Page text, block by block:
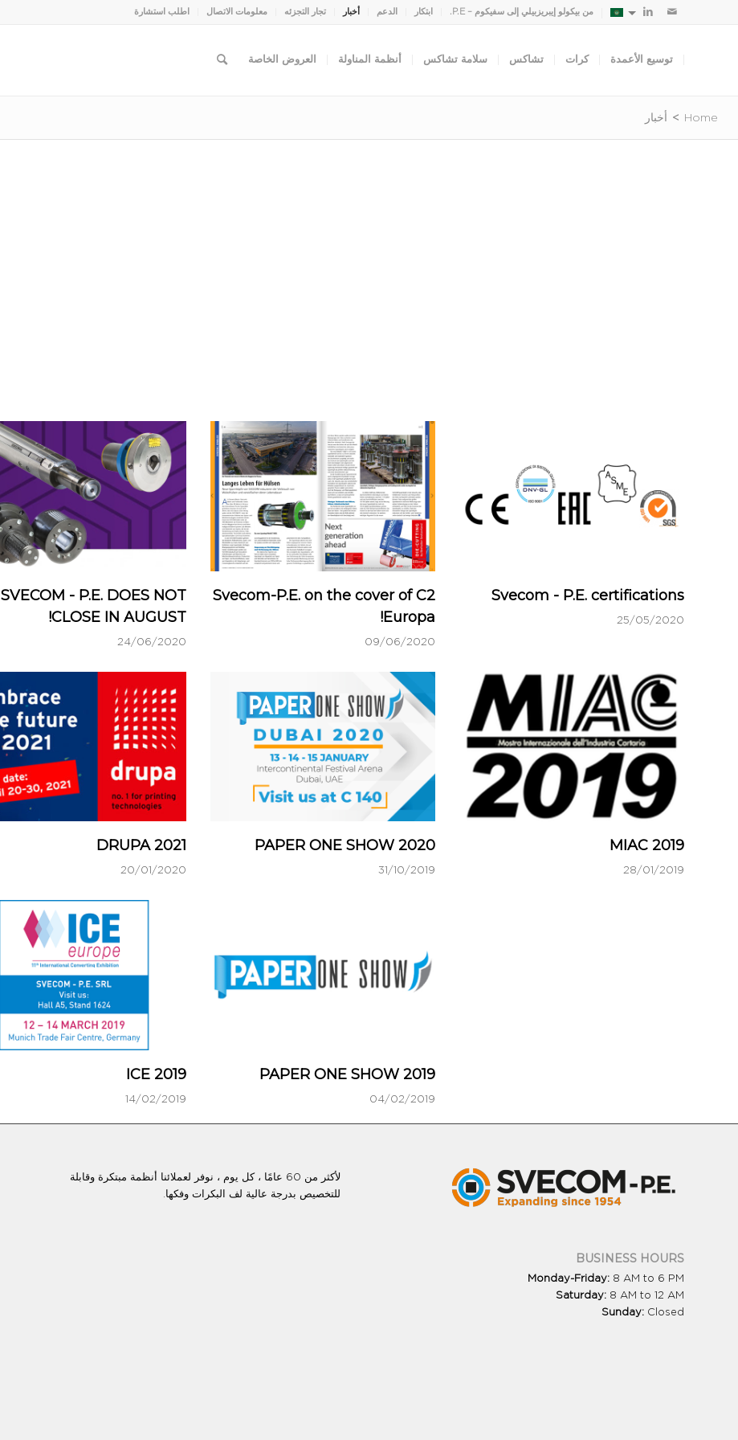
من بيكولو إيبريزبيلي إلى سفيكوم – P.E. ابتكار الدعم أخبار تجار التجزئه معلومات الاتصال اطلب استشارة
توسيع الأعمدة كرات تشاكس سلامة تشاكس أنظمة المناولة العروض الخاصة
Home
> أخبار
SVECOM - P.E. DOES NOT
CLOSE IN AUGUST!
24/06/2020
Svecom-P.E. on the cover of C2
Europa!
09/06/2020
Svecom - P.E. certifications
25/05/2020
DRUPA 2021
20/01/2020
PAPER ONE SHOW 2020
31/10/2019
MIAC 2019
28/01/2019
ICE 2019
14/02/2019
PAPER ONE SHOW 2019
04/02/2019
BUSINESS HOURS
Monday-Friday: 8 AM to 6 PM
Saturday: 8 AM to 12 AM
Sunday: Closed
لأكثر من 60 عامًا ، كل يوم ، نوفر لعملائنا أنظمة مبتكرة وقابلة
للتخصيص بدرجة عالية لف البكرات وفكها.